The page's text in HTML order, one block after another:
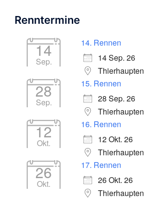
Renntermine
14
Sep.
14. Rennen
14 Sep. 26
Thierhaupten
28
Sep.
15. Rennen
28 Sep. 26
Thierhaupten
12
Okt.
16. Rennen
12 Okt. 26
Thierhaupten
26
Okt.
17. Rennen
26 Okt. 26
Thierhaupten